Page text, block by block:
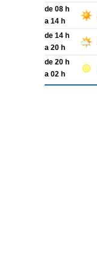
de 08 h
a 14 h
de 14 h
a 20 h
de 20 h
a 02 h